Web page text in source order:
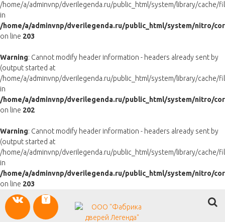
/home/a/adminvnp/dverilegenda.ru/public_html/system/library/cache/
in
/home/a/adminvnp/dverilegenda.ru/public_html/system/nitro/
on line 203
Warning: Cannot modify header information - headers already sent by
(output started at
/home/a/adminvnp/dverilegenda.ru/public_html/system/library/cache/
in
/home/a/adminvnp/dverilegenda.ru/public_html/system/nitro/
on line 202
Warning: Cannot modify header information - headers already sent by
(output started at
/home/a/adminvnp/dverilegenda.ru/public_html/system/library/cache/
in
/home/a/adminvnp/dverilegenda.ru/public_html/system/nitro/
on line 203